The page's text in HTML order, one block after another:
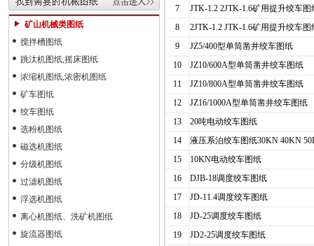
矿山机械类图纸
搅拌槽图纸
跳汰机图纸,摇床图纸
浓缩机图纸,浓密机图纸
矿车图纸
绞车图纸
选粉机图纸
磁选机图纸
分级机图纸
过滤机图纸
浮选机图纸
离心机图纸、洗矿机图纸
旋流器图纸
7
JTK-1.2 2JTK-1.6矿用提升绞车图
8
2JTK-1.2 JTK-1.6矿用提升绞车图
9
JZ5/400型单筒凿井绞车图纸
10
JZ10/600A型单筒凿井绞车图纸
11
JZ10/800A型单筒凿井绞车图纸
12
JZ16/1000A型单筒凿井绞车图纸
13
20吨电动绞车图纸
14
液压系泊绞车图纸30KN 40KN
15
10KN电动绞车图纸
16
DJB-18调度绞车图纸
17
JD-11.4调度绞车图纸
18
JD-25调度绞车图纸
19
JD2-25调度绞车图纸